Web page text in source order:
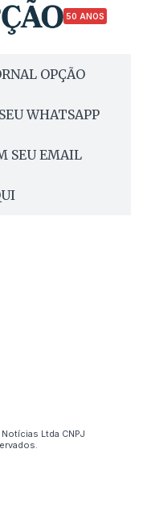
50 ANOS
OPÇÃO
WHATSAPP
SEU EMAIL
Ltda CNPJ